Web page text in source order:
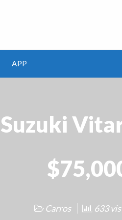
APP
Suzuki
Carros 633